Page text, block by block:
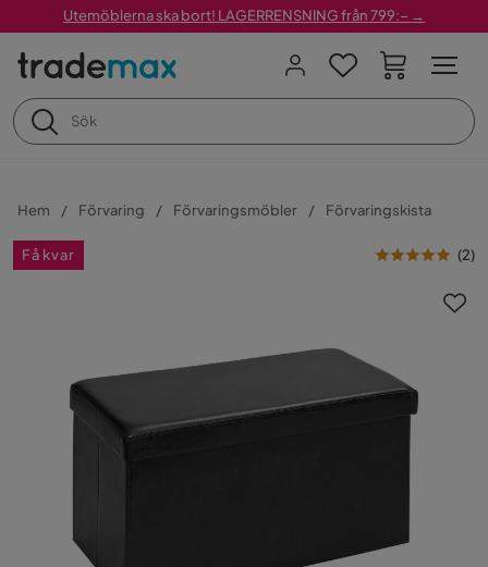
Utemöblerna ska bort! LAGERRENSNING från 799:– →
Hem Förvaring Förvaringsmöbler Förvaringskista
Få kvar (2)